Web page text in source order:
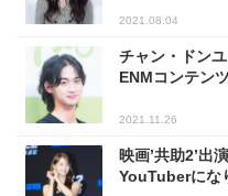
2021.08.04
チャン・ドン
ENMコンテン
2021.11.26
映画’共助2’出
YouTuberにな